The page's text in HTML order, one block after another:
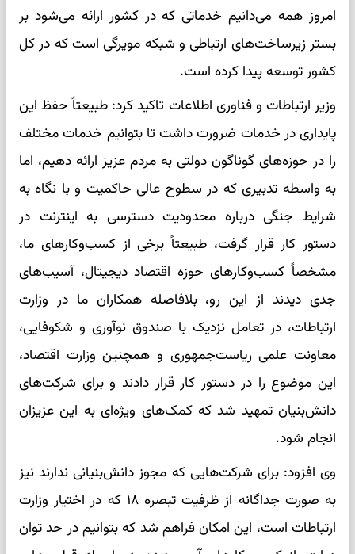
امروز همه می‌دانیم خدماتی که در کشور ارائه می‌شود بر
بستر زیرساخت‌های ارتباطی و شبکه مویرگی است که در کل
کشور توسعه پیدا کرده است.
وزیر ارتباطات و فناوری اطلاعات تاکید کرد: طبیعتاً حفظ این
پایداری در خدمات ضرورت داشت تا بتوانیم خدمات مختلف
را در حوزه‌های گوناگون دولتی به مردم عزیز ارائه دهیم، اما
به واسطه تدبیری که در سطوح عالی حاکمیت و با نگاه به
شرایط جنگی درباره محدودیت دسترسی به اینترنت در
دستور کار قرار گرفت، طبیعتاً برخی از کسب‌وکارهای ما،
مشخصاً کسب‌وکارهای حوزه اقتصاد دیجیتال، آسیب‌های
جدی دیدند از این رو، بلافاصله همکاران ما در وزارت
ارتباطات، در تعامل نزدیک با صندوق نوآوری و شکوفایی،
معاونت علمی ریاست‌جمهوری و همچنین وزارت اقتصاد،
این موضوع را در دستور کار قرار دادند و برای شرکت‌های
دانش‌بنیان تمهید شد که کمک‌های ویژه‌ای به این عزیزان
انجام شود.
وی افزود: برای شرکت‌هایی که مجوز دانش‌بنیانی ندارند نیز
به صورت جداگانه از ظرفیت تبصره ۱۸ که در اختیار وزارت
ارتباطات است، این امکان فراهم شد که بتوانیم در حد توان